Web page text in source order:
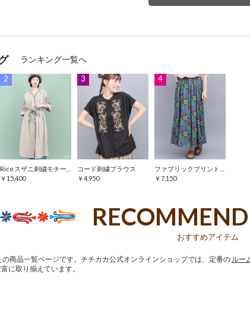
ランキング一覧へ
2
￥15,400
3
コード刺繍ブラウス
￥4,950
4
￥7,150
おすすめアイテム
の商品一覧ページです。チチカカ公式オンラインショップでは、定番の ルー
に取り揃えています。